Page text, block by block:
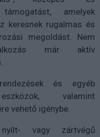
amelyek
keresnek rugalmas és
megoldást. Nem
már aktív
és egyéb
valamint
vehető igénybe.
vagy zártvégű